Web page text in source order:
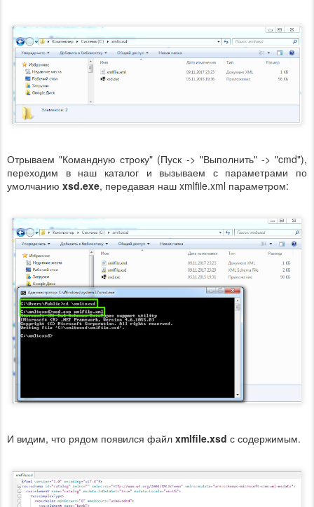
Отрываем "Командную строку" (Пуск -> "Выполнить" -> "cmd"),
переходим в наш каталог и вызываем с параметрами по
умолчанию xsd.exe, передавая наш xmlfile.xml параметром:
И видим, что рядом появился файл xmlfile.xsd с содержимым.